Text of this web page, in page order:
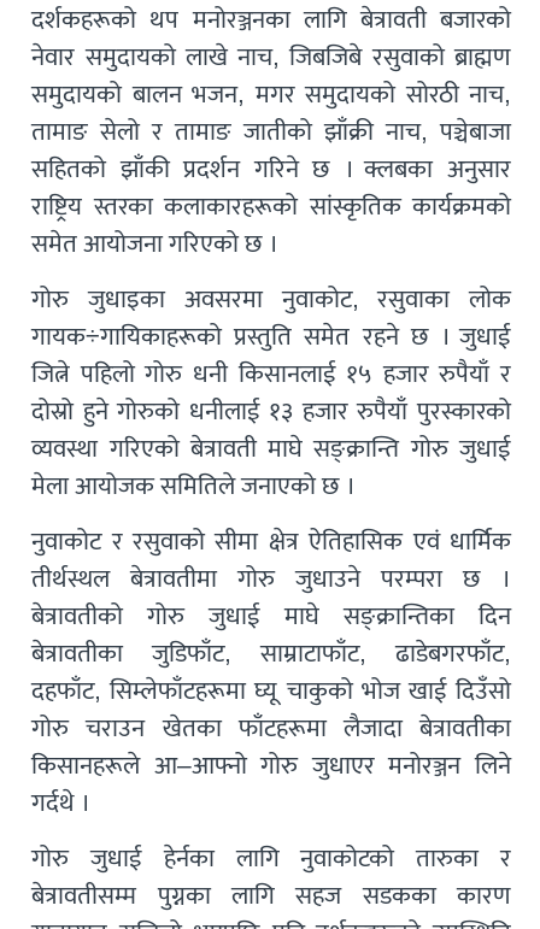
दर्शकहरूको थप मनोरञ्जनका लागि बेत्रावती बजारको
नेवार समुदायको लाखे नाच, जिबजिबे रसुवाको ब्राह्मण
समुदायको बालन भजन, मगर समुदायको सोरठी नाच,
तामाङ सेलो र तामाङ जातीको झाँक्री नाच, पञ्चेबाजा
सहितको झाँकी प्रदर्शन गरिने छ । क्लबका अनुसार
राष्ट्रिय स्तरका कलाकारहरूको सांस्कृतिक कार्यक्रमको
समेत आयोजना गरिएको छ ।
गोरु जुधाइका अवसरमा नुवाकोट, रसुवाका लोक
गायक÷गायिकाहरूको प्रस्तुति समेत रहने छ । जुधाई
जित्ने पहिलो गोरु धनी किसानलाई १५ हजार रुपैयाँ र
दोस्रो हुने गोरुको धनीलाई १३ हजार रुपैयाँ पुरस्कारको
व्यवस्था गरिएको बेत्रावती माघे सङ्क्रान्ति गोरु जुधाई
मेला आयोजक समितिले जनाएको छ ।
नुवाकोट र रसुवाको सीमा क्षेत्र ऐतिहासिक एवं धार्मिक
तीर्थस्थल बेत्रावतीमा गोरु जुधाउने परम्परा छ ।
बेत्रावतीको गोरु जुधाई माघे सङ्क्रान्तिका दिन
बेत्रावतीका जुडिफाँट, साम्राटाफाँट, ढाडेबगरफाँट,
दहफाँट, सिम्लेफाँटहरूमा घ्यू चाकुको भोज खाई दिउँसो
गोरु चराउन खेतका फाँटहरूमा लैजादा बेत्रावतीका
किसानहरूले आ–आफ्नो गोरु जुधाएर मनोरञ्जन लिने
गर्दथे ।
गोरु जुधाई हेर्नका लागि नुवाकोटको तारुका र
बेत्रावतीसम्म पुग्नका लागि सहज सडकका कारण